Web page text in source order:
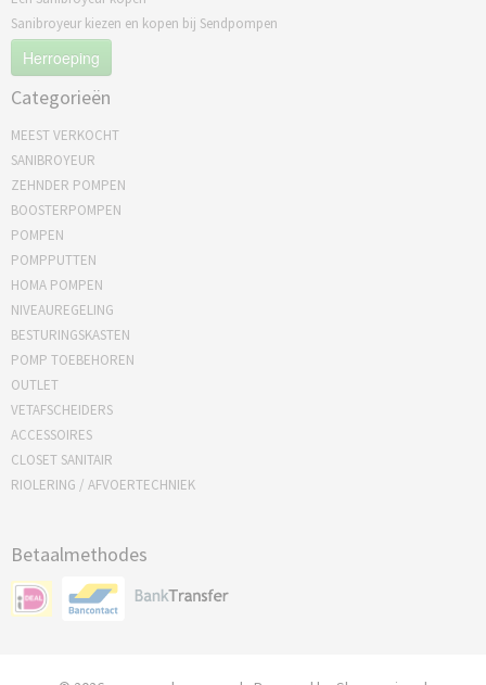
Sanibroyeur kiezen en kopen bij Sendpompen
Herroeping
Categorieën
MEEST VERKOCHT
SANIBROYEUR
ZEHNDER POMPEN
BOOSTERPOMPEN
POMPEN
POMPPUTTEN
HOMA POMPEN
NIVEAUREGELING
BESTURINGSKASTEN
POMP TOEBEHOREN
OUTLET
VETAFSCHEIDERS
ACCESSOIRES
CLOSET SANITAIR
RIOLERING / AFVOERTECHNIEK
Betaalmethodes